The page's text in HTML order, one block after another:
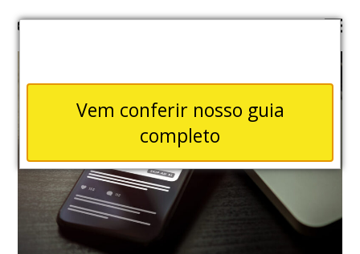
Vem conferir nosso guia
completo